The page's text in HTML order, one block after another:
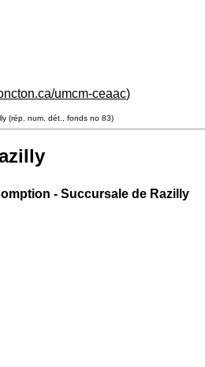
umcm-ceaac)
(rép. num. dét., fonds no 83)
- Succursale de Razilly